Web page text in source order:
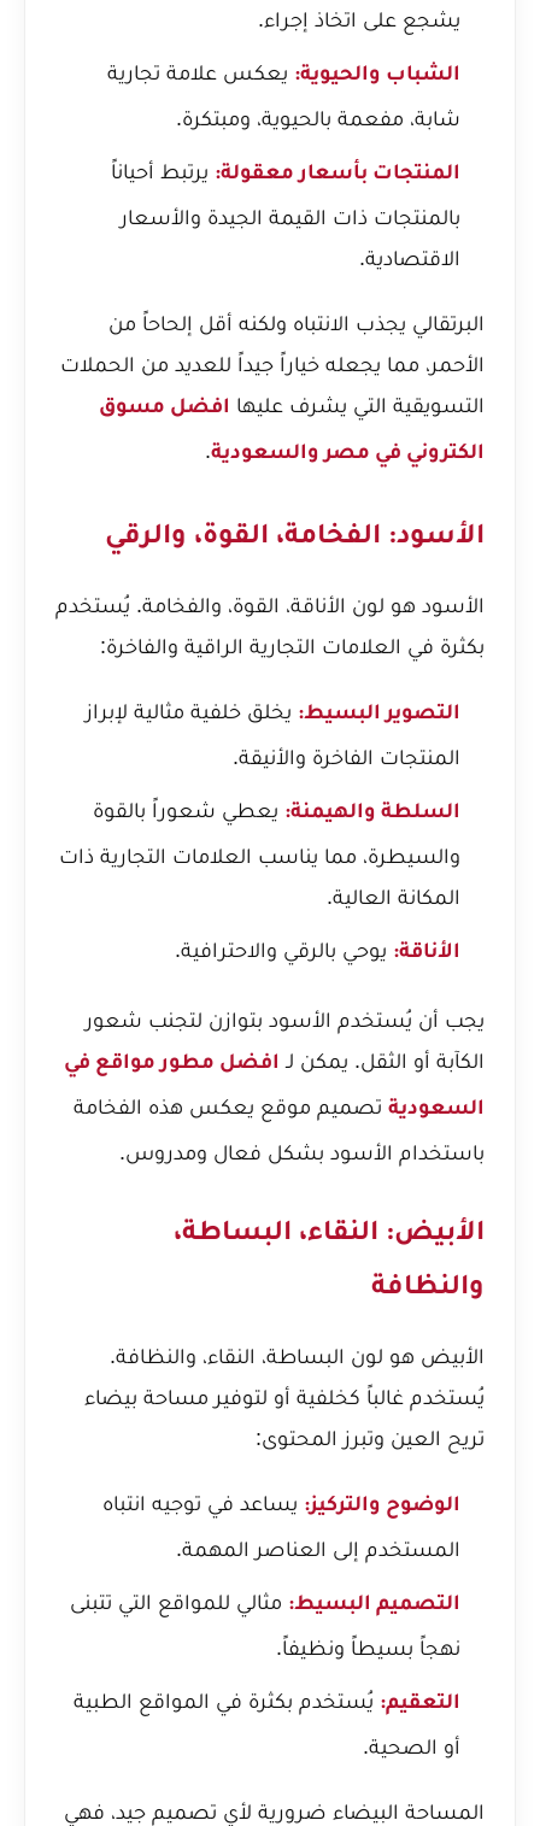
يشجع على اتخاذ إجراء.
الشباب والحيوية: يعكس علامة تجارية
شابة، مفعمة بالحيوية، ومبتكرة.
المنتجات بأسعار معقولة: يرتبط أحياناً
بالمنتجات ذات القيمة الجيدة والأسعار
الاقتصادية.
البرتقالي يجذب الانتباه ولكنه أقل إلحاحاً من
الأحمر، مما يجعله خياراً جيداً للعديد من الحملات
التسويقية التي يشرف عليها افضل مسوق
الكتروني في مصر والسعودية.
الأسود: الفخامة، القوة، والرقي
الأسود هو لون الأناقة، القوة، والفخامة. يُستخدم
بكثرة في العلامات التجارية الراقية والفاخرة:
التصوير البسيط: يخلق خلفية مثالية لإبراز
المنتجات الفاخرة والأنيقة.
السلطة والهيمنة: يعطي شعوراً بالقوة
والسيطرة، مما يناسب العلامات التجارية ذات
المكانة العالية.
الأناقة: يوحي بالرقي والاحترافية.
يجب أن يُستخدم الأسود بتوازن لتجنب شعور
الكآبة أو الثقل. يمكن لـ افضل مطور مواقع في
السعودية تصميم موقع يعكس هذه الفخامة
باستخدام الأسود بشكل فعال ومدروس.
الأبيض: النقاء، البساطة،
والنظافة
الأبيض هو لون البساطة، النقاء، والنظافة.
يُستخدم غالباً كخلفية أو لتوفير مساحة بيضاء
تريح العين وتبرز المحتوى:
الوضوح والتركيز: يساعد في توجيه انتباه
المستخدم إلى العناصر المهمة.
التصميم البسيط: مثالي للمواقع التي تتبنى
نهجاً بسيطاً ونظيفاً.
التعقيم: يُستخدم بكثرة في المواقع الطبية
أو الصحية.
المساحة البيضاء ضرورية لأي تصميم جيد، فهي